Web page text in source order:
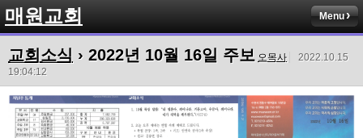
매원교회 Menu
교회소식 › 2022년 10월 16일 주보 오목사
2022.10.15
19:04:12